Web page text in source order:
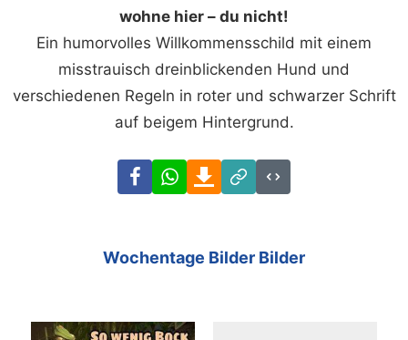
wohne hier – du nicht!
Ein humorvolles Willkommensschild mit einem
misstrauisch dreinblickenden Hund und
verschiedenen Regeln in roter und schwarzer Schrift
auf beigem Hintergrund.
FacebookWhatsAppDownload
Link
Code
Wochentage Bilder Bilder